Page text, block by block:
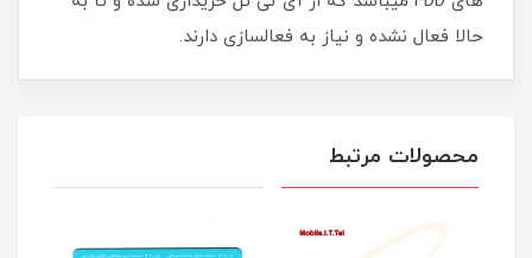
حالا فعال نشده و نیاز به فعالسازی دارند.
محصولات مرتبط